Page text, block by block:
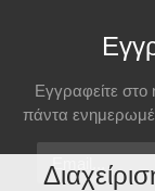
Εγγραφείτε στο
πάντα
Email